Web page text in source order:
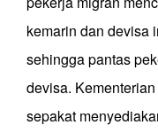
kemarin dan devisa
sehingga pantas
devisa.
sepakat